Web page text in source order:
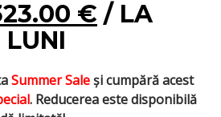
€ / LA
LUNI
Summer Saleși cumpără acest
. Reducerea este disponibilă